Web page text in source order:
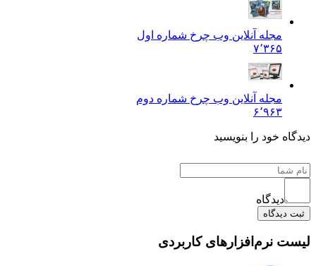
مجله آنلاین وب چرخ شماره اول
۷٬۳۶۵
مجله آنلاین وب چرخ شماره دوم
۶٬۹۶۳
دیدگاه خود را بنویسید
دیدگاه
ثبت دیدگاه
لیست نرم‌افزارهای کاربردی